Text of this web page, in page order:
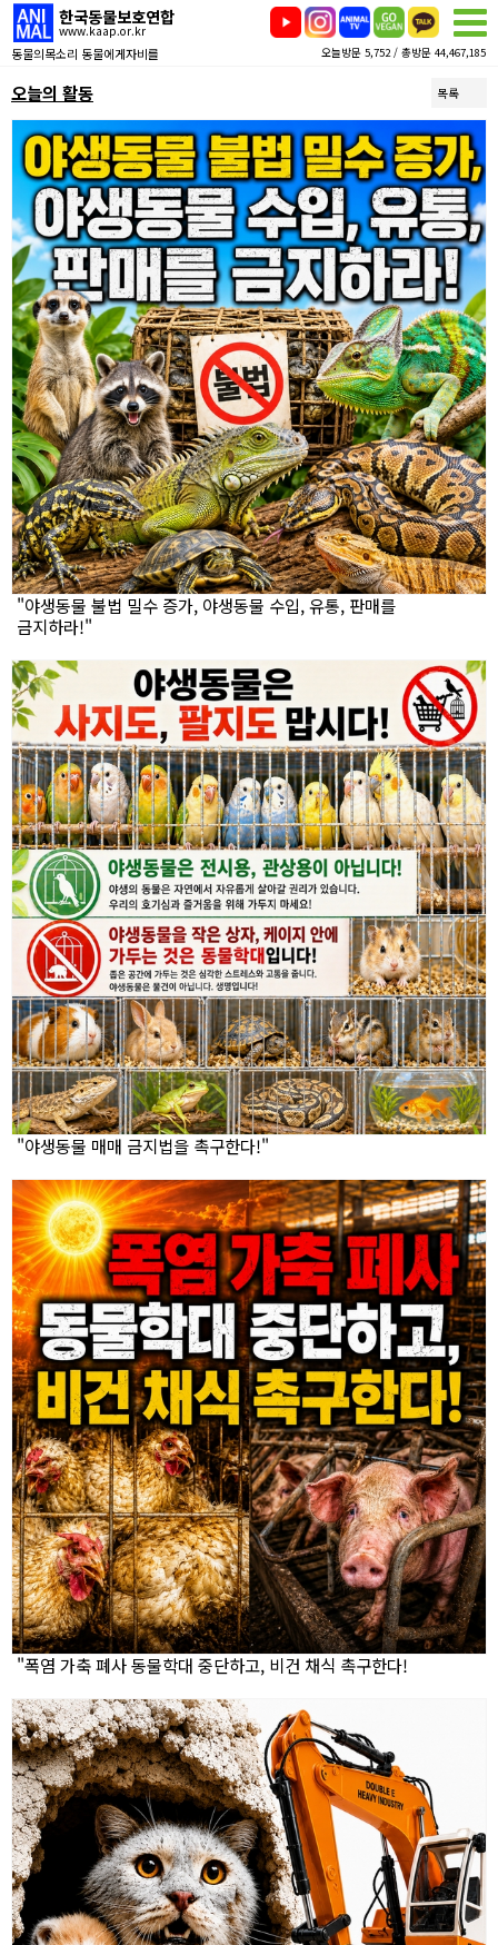
한국동물보호연합
www.kaap.or.kr
동물의목소리 동물에게자비를 오늘방문 5,752 / 총방문 44,467,185
오늘의 활동 목록
"야생동물 불법 밀수 증가, 야생동물 수입, 유통, 판매를
금지하라!"
"야생동물 매매 금지법을 촉구한다!"
"폭염 가축 폐사 동물학대 중단하고, 비건 채식 촉구한다!